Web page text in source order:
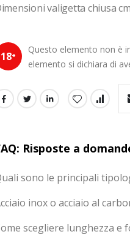
valigetta chiusa
18+
Questo elemento non è
elemento si dichiara di
Risposte a
sono le principali
inox o acciaio al
scegliere lunghezza e